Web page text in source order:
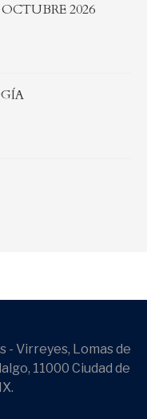
2026
- Virreyes, Lomas de
11000 Ciudad de